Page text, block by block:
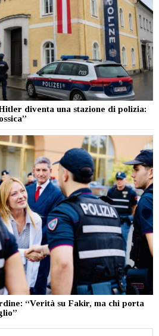
diventa una stazione di polizia:
“Verità su Fakir, ma chi porta